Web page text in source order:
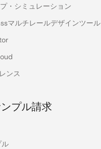
・シミュレーション
マルチレールデザインツール
ンス
プル請求
ル